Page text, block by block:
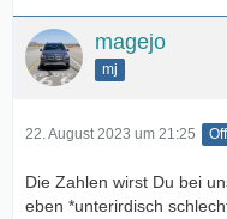
magejo
mj
22. August 2023 um 21:25
Die Zahlen wirst Du bei
eben *unterirdisch